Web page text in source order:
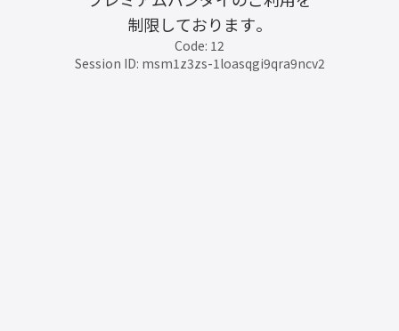
制限しております。
Code: 12
Session ID: msm1z3zs-1loasqgi9qra9ncv2